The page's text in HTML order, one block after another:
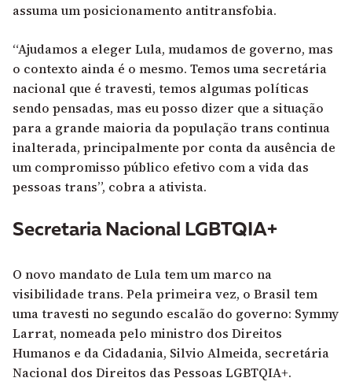
assuma um posicionamento antitransfobia.
“Ajudamos a eleger Lula, mudamos de governo, mas
o contexto ainda é o mesmo. Temos uma secretária
nacional que é travesti, temos algumas políticas
sendo pensadas, mas eu posso dizer que a situação
para a grande maioria da população trans continua
inalterada, principalmente por conta da ausência de
um compromisso público efetivo com a vida das
pessoas trans”, cobra a ativista.
Secretaria Nacional LGBTQIA+
O novo mandato de Lula tem um marco na
visibilidade trans. Pela primeira vez, o Brasil tem
uma travesti no segundo escalão do governo: Symmy
Larrat, nomeada pelo ministro dos Direitos
Humanos e da Cidadania, Silvio Almeida, secretária
Nacional dos Direitos das Pessoas LGBTQIA+.